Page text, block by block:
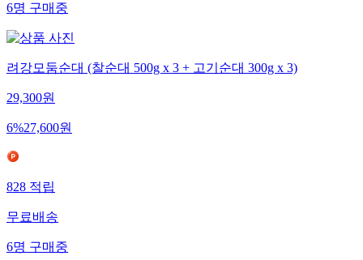
6명구매중
려강모둠순대 (찰순대 500g x 3 + 고기순대 300g x 3)
29,300원
6%27,600원
828적립
무료배송
6명구매중